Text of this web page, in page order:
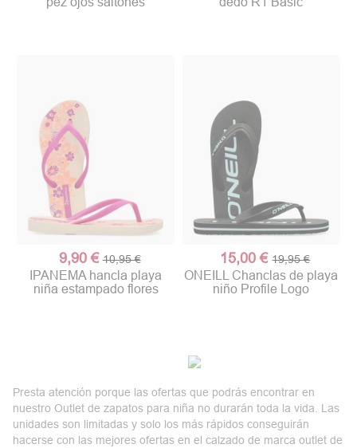
9,90 € 10,95 €
IPANEMA hancla playa
niña estampado flores
15,00 € 19,95 €
ONEILL Chanclas de playa
niño Profile Logo
Presta atención porque las ofertas que podrás encontrar en
nuestro Outlet de zapatos para niña no durarán toda la vida. Las
unidades son limitadas y solo los más rápidos conseguirán
hacerse con las mejores ofertas en elcalzado de marca outlet de